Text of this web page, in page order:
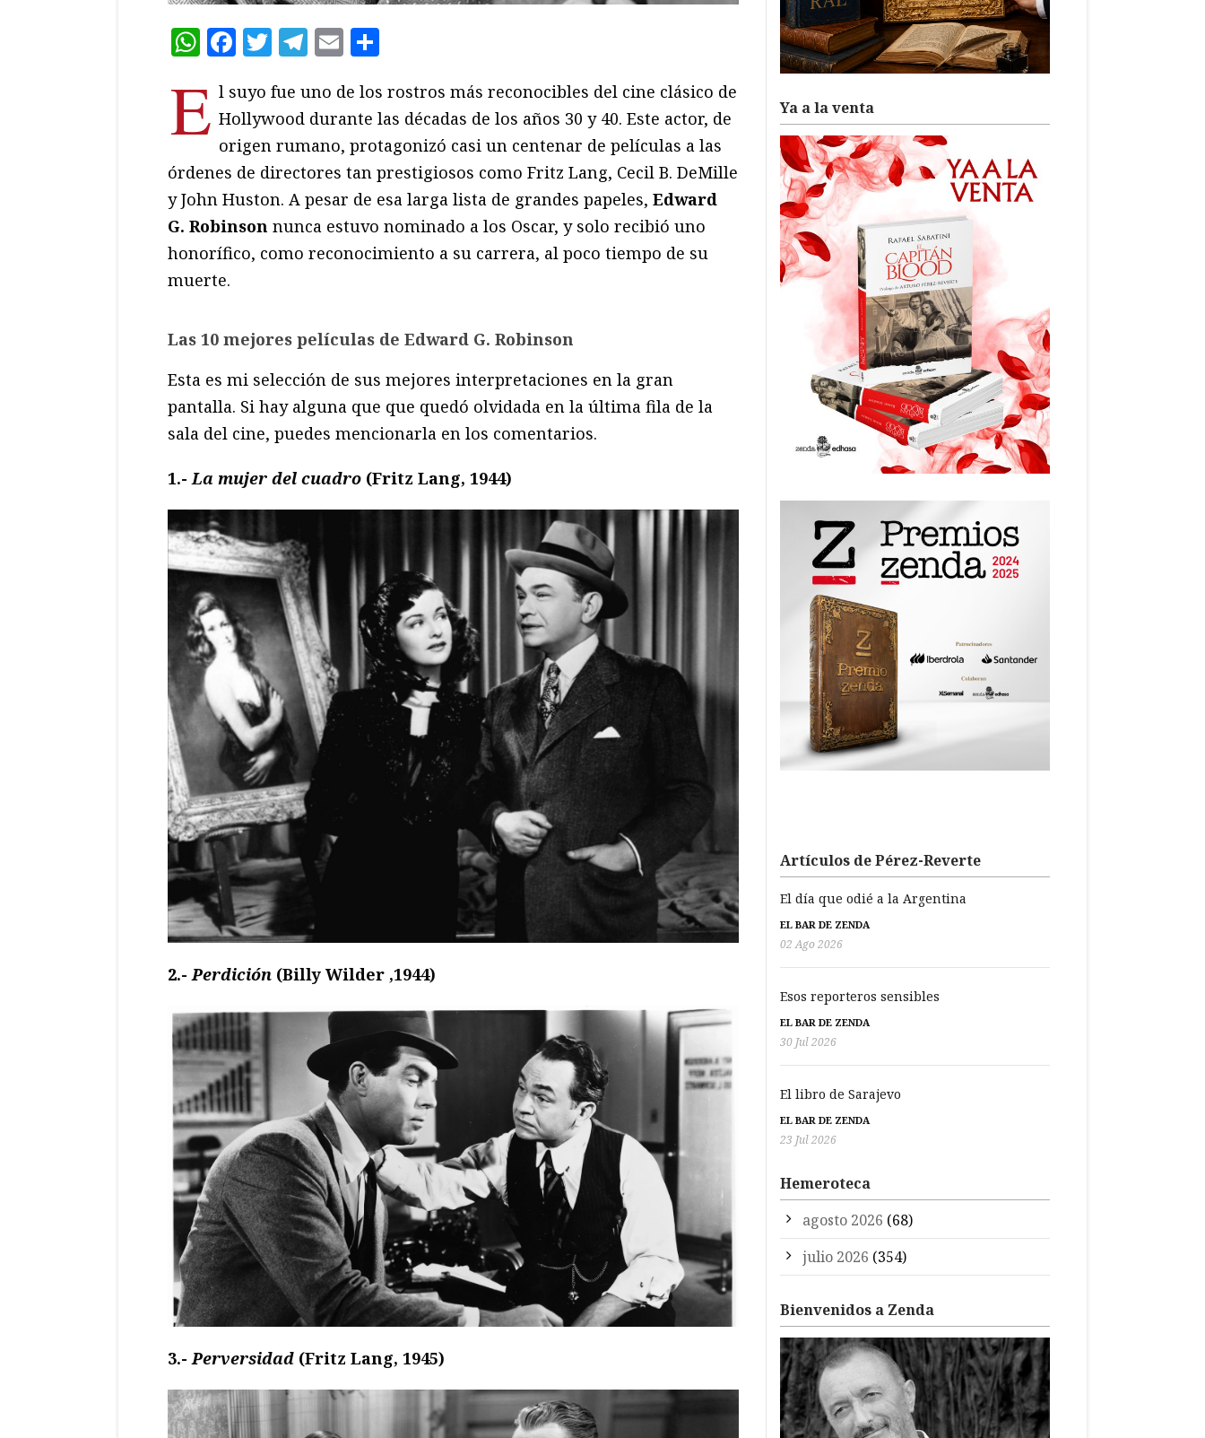
WhatsApp
Facebook
Twitter
Telegram
Email
E l suyo fue uno de los rostros más reconocibles del cine clásico de
Hollywood durante las décadas de los años 30 y 40. Este actor, de
origen rumano, protagonizó casi un centenar de películas a las
órdenes de directores tan prestigiosos como Fritz Lang, Cecil B. DeMille
y John Huston. A pesar de esa larga lista de grandes papeles, Edward
G. Robinson nunca estuvo nominado a los Oscar, y solo recibió uno
honorífico, como reconocimiento a su carrera, al poco tiempo de su
muerte.
Las 10 mejores películas de Edward G. Robinson
Esta es mi selección de sus mejores interpretaciones en la gran
pantalla. Si hay alguna que que quedó olvidada en la última fila de la
sala del cine, puedes mencionarla en los comentarios.
1.-La mujer del cuadro (Fritz Lang, 1944)
2.-Perdición (Billy Wilder ,1944)
3.-Perversidad (Fritz Lang, 1945)
Ya a la venta
Artículos de Pérez-Reverte
El día que odié a la Argentina
EL BAR DE ZENDA
02 Ago 2026
Esos reporteros sensibles
EL BAR DE ZENDA
30 Jul 2026
El libro de Sarajevo
EL BAR DE ZENDA
23 Jul 2026
Hemeroteca
agosto 2026 (68)
julio 2026 (354)
Bienvenidos a Zenda